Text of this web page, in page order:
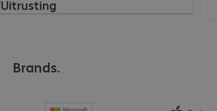
Uitrusting
Brands.